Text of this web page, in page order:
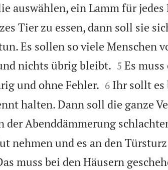
auswählen, ein Lamm für jedes
Tier zu essen, dann soll sie
Es sollen so viele Menschen
nichts übrig bleibt.
5 Es
und ohne Fehler.
6 Ihr sollt es
halten. Dann soll die ganze
der Abenddämmerung
nehmen und es an den
muss bei den Häusern